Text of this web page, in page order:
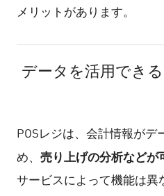
メリットがあります。
データを活用できる
POSレジは、会計情報がデ
め、 売り上げの分析などが
サービスによって機能は異